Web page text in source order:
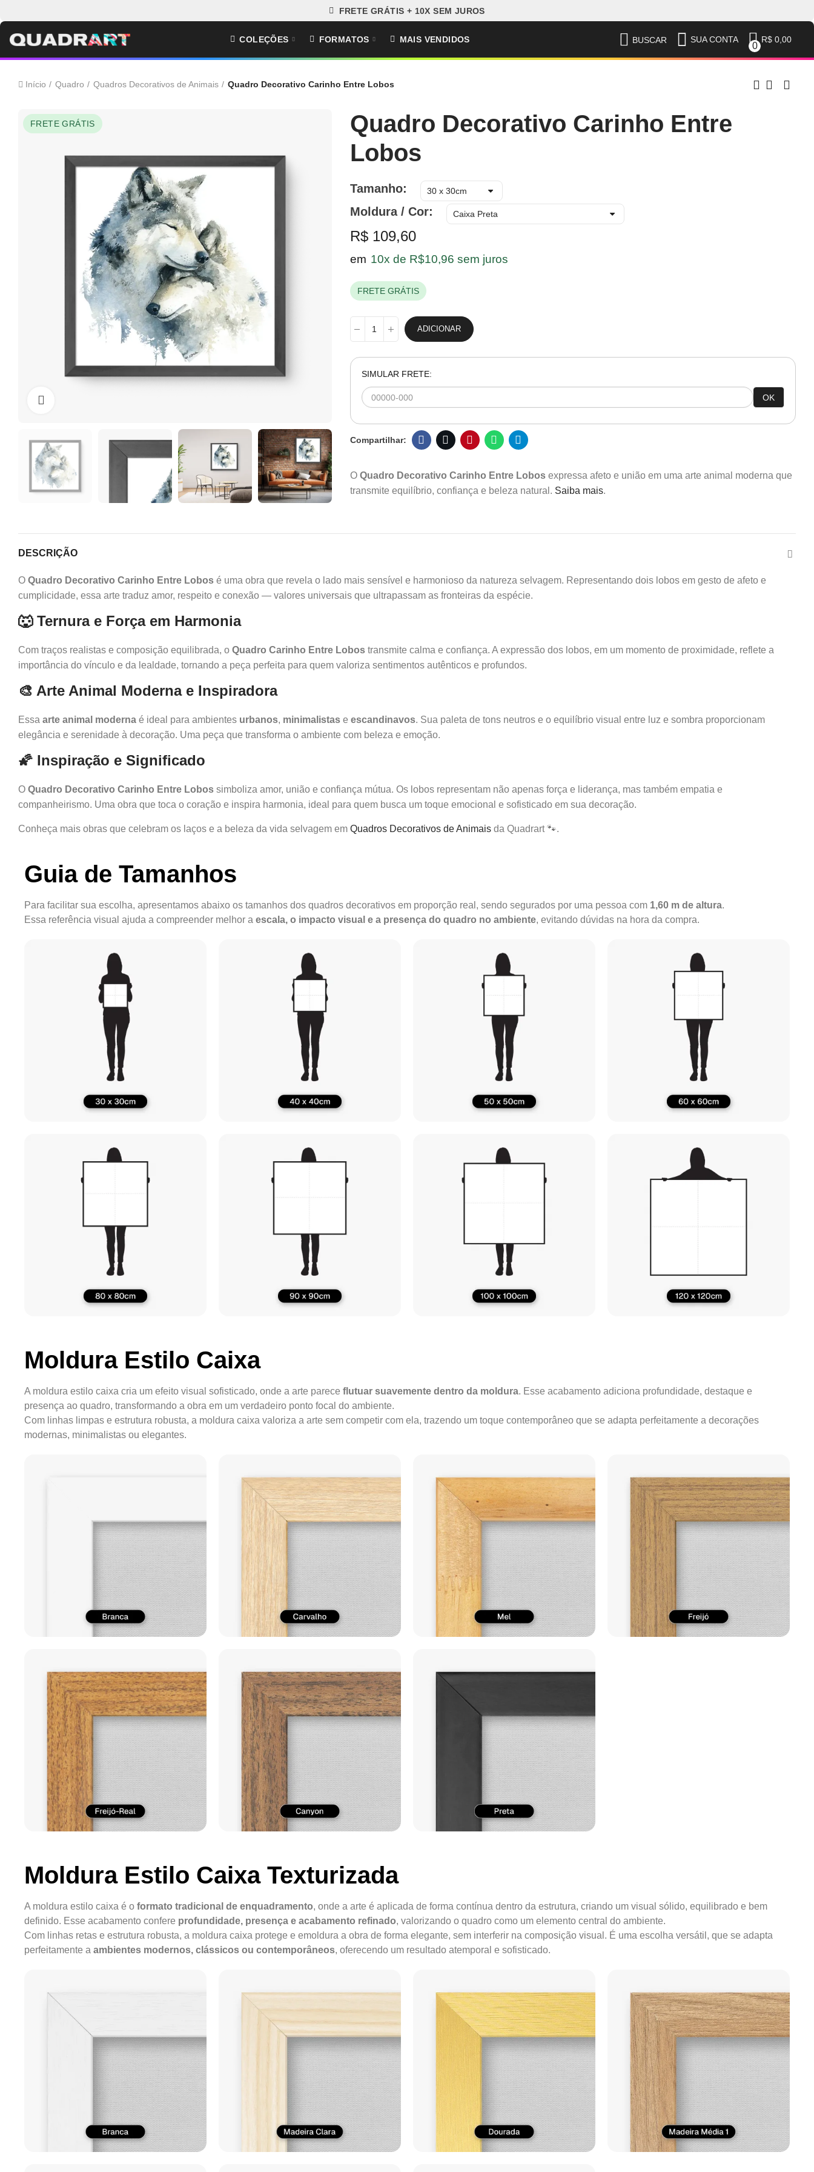
FRETE GRÁTIS + 10X SEM JUROS
COLEÇÕES FORMATOS MAIS VENDIDOS BUSCAR SUA CONTA
0
R$ 0,00
Início Quadro Quadros Decorativos de Animais Quadro Decorativo Carinho Entre Lobos
FRETE GRÁTIS
Quadro Decorativo Carinho Entre
Lobos
Tamanho
Moldura / Cor
R$ 109,60
em 10x de R$10,96 sem juros
FRETE GRÁTIS
ADICIONAR
SIMULAR FRETE:
OK
O Quadro Decorativo Carinho Entre Lobosexpressa afeto e união em uma arte animal moderna que
transmite equilíbrio, confiança e beleza natural. Saiba mais.
DESCRIÇÃO
O Quadro Decorativo Carinho Entre Lobos é uma obra que revela o lado mais sensível e harmonioso da natureza selvagem. Representando dois lobos em gesto de afeto e
cumplicidade, essa arte traduz amor, respeito e conexão — valores universais que ultrapassam as fronteiras da espécie.
🐺 Ternura e Força em Harmonia
Com traços realistas e composição equilibrada, o Quadro Carinho Entre Lobos transmite calma e confiança. A expressão dos lobos, em um momento de proximidade, reflete a
importância do vínculo e da lealdade, tornando a peça perfeita para quem valoriza sentimentos autênticos e profundos.
🎨 Arte Animal Moderna e Inspiradora
Essa arte animal moderna é ideal para ambientes urbanos, minimalistas e escandinavos. Sua paleta de tons neutros e o equilíbrio visual entre luz e sombra proporcionam
elegância e serenidade à decoração. Uma peça que transforma o ambiente com beleza e emoção.
🌠 Inspiração e Significado
O Quadro Decorativo Carinho Entre Lobos simboliza amor, união e confiança mútua. Os lobos representam não apenas força e liderança, mas também empatia e
companheirismo. Uma obra que toca o coração e inspira harmonia, ideal para quem busca um toque emocional e sofisticado em sua decoração.
Conheça mais obras que celebram os laços e a beleza da vida selvagem em Quadros Decorativos de Animais da Quadrart 🐾.
Guia de Tamanhos
Para facilitar sua escolha, apresentamos abaixo os tamanhos dos quadros decorativos em proporção real, sendo segurados por uma pessoa com 1,60 m de altura.
Essa referência visual ajuda a compreender melhor a escala, o impacto visual e a presença do quadro no ambiente, evitando dúvidas na hora da compra.
Moldura Estilo Caixa
A moldura estilo caixa cria um efeito visual sofisticado, onde a arte parece flutuar suavemente dentro da moldura. Esse acabamento adiciona profundidade, destaque e
presença ao quadro, transformando a obra em um verdadeiro ponto focal do ambiente.
Com linhas limpas e estrutura robusta, a moldura caixa valoriza a arte sem competir com ela, trazendo um toque contemporâneo que se adapta perfeitamente a decorações
modernas, minimalistas ou elegantes.
Moldura Estilo Caixa Texturizada
A moldura estilo caixa é o formato tradicional de enquadramento, onde a arte é aplicada de forma contínua dentro da estrutura, criando um visual sólido, equilibrado e bem
definido. Esse acabamento confere profundidade, presença e acabamento refinado, valorizando o quadro como um elemento central do ambiente.
Com linhas retas e estrutura robusta, a moldura caixa protege e emoldura a obra de forma elegante, sem interferir na composição visual. É uma escolha versátil, que se adapta
perfeitamente a ambientes modernos, clássicos ou contemporâneos, oferecendo um resultado atemporal e sofisticado.